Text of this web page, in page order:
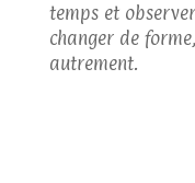
temps et
changer de
autrement.